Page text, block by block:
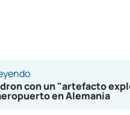
con un "artefacto
en Alemania